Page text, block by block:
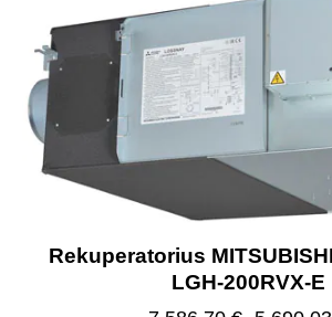
Rekuperatorius
LGH-200RVX-E